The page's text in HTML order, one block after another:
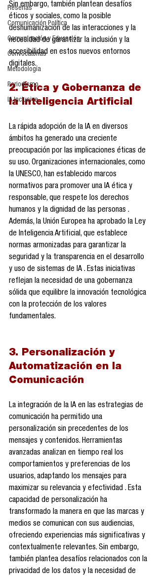
Reseñas
Comunicación Política
Comunicación y Educación
Convocatorias
Metodología
Periodismo
IA Inclusiva
Sin embargo, también plantean desafíos
éticos y sociales, como la posible
deshumanización de las interacciones y la
necesidad de garantizar la inclusión y la
accesibilidad en estos nuevos entornos
digitales.
2. Ética y Gobernanza de
la Inteligencia Artificial
La rápida adopción de la IA en diversos
ámbitos ha generado una creciente
preocupación por las implicaciones éticas de
su uso. Organizaciones internacionales, como
la UNESCO, han establecido marcos
normativos para promover una IA ética y
responsable, que respete los derechos
humanos y la dignidad de las personas .
Además, la Unión Europea ha aprobado la Ley
de Inteligencia Artificial, que establece
normas armonizadas para garantizar la
seguridad y la transparencia en el desarrollo
y uso de sistemas de IA . Estas iniciativas
reflejan la necesidad de una gobernanza
sólida que equilibre la innovación tecnológica
con la protección de los valores
fundamentales.
3. Personalización y
Automatización en la
Comunicación
La integración de la IA en las estrategias de
comunicación ha permitido una
personalización sin precedentes de los
mensajes y contenidos. Herramientas
avanzadas analizan en tiempo real los
comportamientos y preferencias de los
usuarios, adaptando los mensajes para
maximizar su relevancia y efectividad . Esta
capacidad de personalización ha
transformado la manera en que las marcas y
medios se comunican con sus audiencias,
ofreciendo experiencias más significativas y
contextualmente relevantes. Sin embargo,
también plantea desafíos relacionados con la
privacidad de los datos y la necesidad de